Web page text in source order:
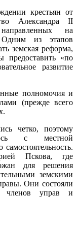
крестьян от
Александра II
на
Одним из этапов
земская реформа,
предоставить «по
развитие
полномочия и
(прежде всего
четко, поэтому
с местной
Пскова, где
для решения
земскими
Они состояли
членов управ и